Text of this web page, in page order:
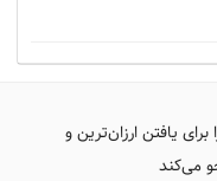
یافتن ارزان‌ترین و
می‌کند